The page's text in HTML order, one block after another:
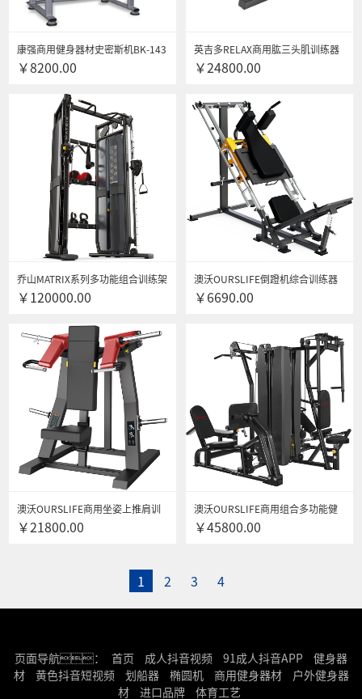
康强商用健身器材史密斯机BK-143
综合训练器 BK-143
￥8200.00
英吉多RELAX商用肱三头肌训练器
L2014自由力量专项训练器悍马健
￥24800.00
乔山MATRIX系列多功能组合训练架
VS-VFT-S30商用综合训练器健身房
￥120000.00
澳沃OURSLIFE倒蹬机综合训练器
45度斜蹲机商用家用腿部力量健身
￥6690.00
澳沃OURSLIFE商用坐姿上推肩训
练器L2003自由力量专项训练器悍
￥21800.00
澳沃OURSLIFE商用组合多功能健
身器材四人站168综合训练器械健
￥45800.00
1 2 3 4
页面导航： 首页 成人抖音视频 91成人抖音APP
健身器
材
黄色抖音短视频 划船器 椭圆机 商用健身器材
户外健身器
材
进口品牌 体育工艺